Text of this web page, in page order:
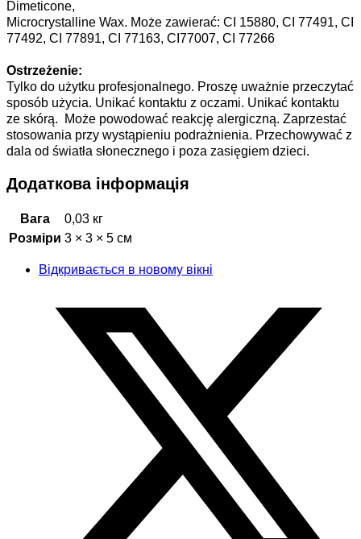
Dimeticone,
Microcrystalline Wax. Może zawierać: CI 15880, CI 77491, CI
77492, CI 77891, CI 77163, CI77007, CI 77266
Ostrzeżenie:
Tylko do użytku profesjonalnego. Proszę uważnie przeczytać
sposób użycia. Unikać kontaktu z oczami. Unikać kontaktu
ze skórą. Może powodować reakcję alergiczną. Zaprzestać
stosowania przy wystąpieniu podrażnienia. Przechowywać z
dala od światła słonecznego i poza zasięgiem dzieci.
Додаткова інформація
Вага
0,03 кг
Розміри 3 × 3 × 5 см
Відкривається в новому вікні